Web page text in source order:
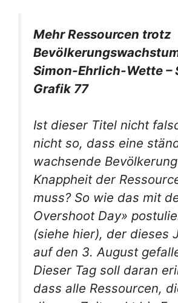
Mehr Ressourcen trotz
Simon-Ehrlich-Wette –
Grafik 77
Ist dieser Titel nicht
nicht so, dass eine
wachsende
Knappheit der
muss? So wie das mit
Overshoot Day»
(siehe hier), der dieses
auf den 3. August
Dieser Tag soll daran
dass alle Ressourcen,